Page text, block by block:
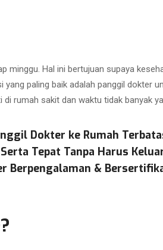
Hal ini bertujuan supaya
paling baik adalah panggil dokter
rumah sakit dan waktu tidak banyak
Dokter ke Rumah
Tepat Tanpa Harus
Berpengalaman &